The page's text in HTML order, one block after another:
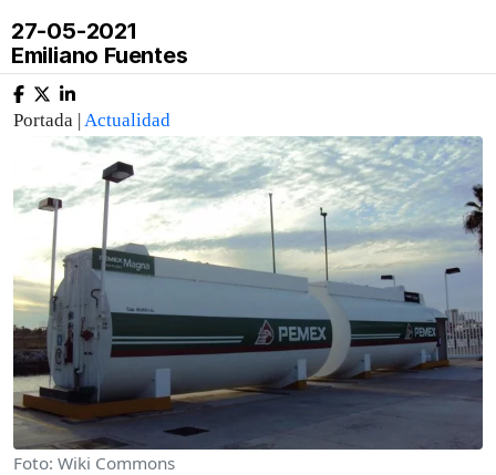
27-05-2021
Emiliano Fuentes
Portada |Actualidad
Foto: Wiki Commons